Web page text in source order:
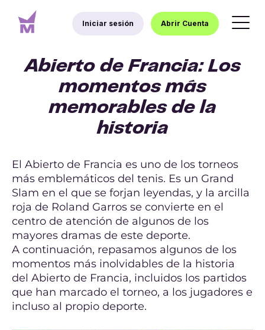
Iniciar sesión Abrir Cuenta
Abierto de Francia: Los
momentos más
memorables de la
historia
El Abierto de Francia es uno de los torneos
más emblemáticos del tenis. Es un Grand
Slam en el que se forjan leyendas, y la arcilla
roja de Roland Garros se convierte en el
centro de atención de algunos de los
mayores dramas de este deporte.
A continuación, repasamos algunos de los
momentos más inolvidables de la historia
del Abierto de Francia, incluidos los partidos
que han marcado el torneo, a los jugadores e
incluso al propio deporte.